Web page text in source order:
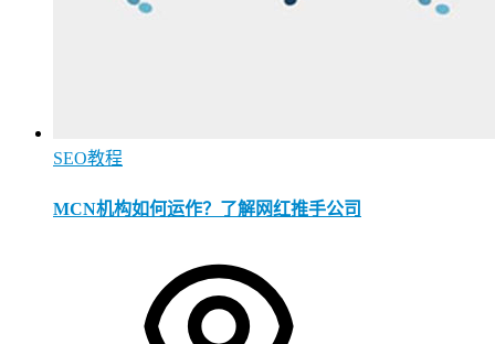
SEO教程
MCN机构如何运作？了解网红推手公司